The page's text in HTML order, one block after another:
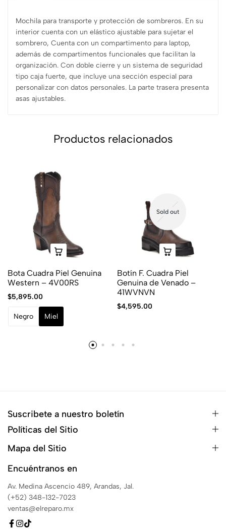
Mochila para transporte y protección de sombreros. En su
interior cuenta con un elástico ajustable para sujetar el
sombrero, Cuenta con un compartimento para laptop,
además de compartimentos funcionales que facilitan la
organización. Con doble cierre y un sistema de seguridad
tipo caja fuerte, que incluye una sección especial para
personalizar con datos personales. La parte trasera presenta
asas ajustables.
Productos relacionados
Bota Cuadra Piel Genuina
Western – 4V00RS
$5,895.00
Negro Miel
Sold out
Botín F. Cuadra Piel
Genuina de Venado –
41WVNVN
$4,595.00
Suscribete a nuestro boletín
Políticas del Sitio
Mapa del Sitio
Encuéntranos en
Av. Medina Ascencio 489, Arandas, Jal.
(+52) 348-132-7023
ventas@elreparo.mx